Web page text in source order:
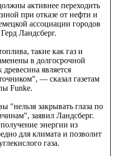
активнее переходить
при отказе от нефти и
ассоциации городов
Ландсберг.
такие как газ и
в долгосрочной
древесина является
— сказал газетам
Funke.
"нельзя закрывать глаза по
заявил Ландсберг.
энергии из
для климата и позволит
газа.